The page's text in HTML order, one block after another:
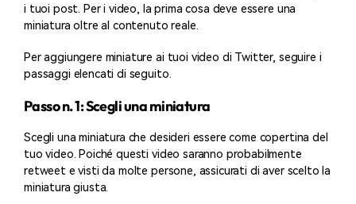
i tuoi post. Per i video, la prima cosa deve essere una
miniatura oltre al contenuto reale.
Per aggiungere miniature ai tuoi video di Twitter, seguire i
passaggi elencati di seguito.
Passo n. 1: Scegli una miniatura
Scegli una miniatura che desideri essere come copertina del
tuo video. Poiché questi video saranno probabilmente
retweet e visti da molte persone, assicurati di aver scelto la
miniatura giusta.